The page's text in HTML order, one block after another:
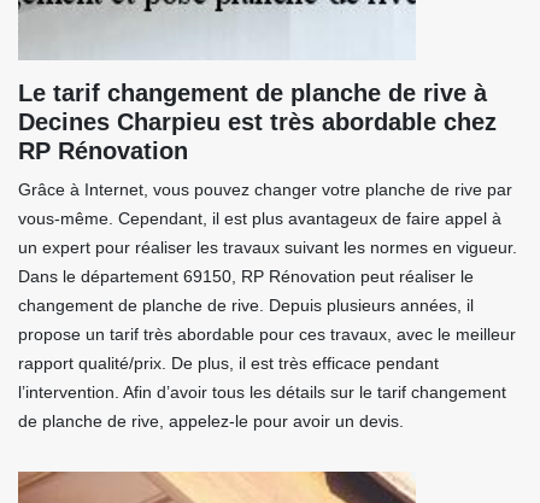
Le tarif changement de planche de rive à
Decines Charpieu est très abordable chez
RP Rénovation
Grâce à Internet, vous pouvez changer votre planche de rive par
vous-même. Cependant, il est plus avantageux de faire appel à
un expert pour réaliser les travaux suivant les normes en vigueur.
Dans le département 69150, RP Rénovation peut réaliser le
changement de planche de rive. Depuis plusieurs années, il
propose un tarif très abordable pour ces travaux, avec le meilleur
rapport qualité/prix. De plus, il est très efficace pendant
l’intervention. Afin d’avoir tous les détails sur le tarif changement
de planche de rive, appelez-le pour avoir un devis.